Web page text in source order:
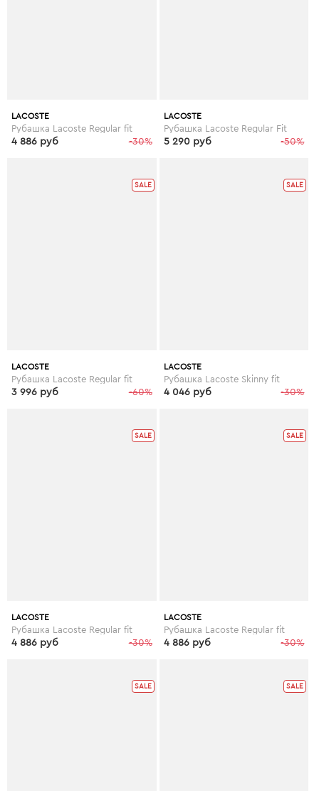
LACOSTE
Рубашка Lacoste Regular fit
-30%
4 886 руб
LACOSTE
Рубашка Lacoste Regular Fit
-50%
5 290 руб
SALE
LACOSTE
Рубашка Lacoste Regular fit
-60%
3 996 руб
SALE
LACOSTE
Рубашка Lacoste Skinny fit
-30%
4 046 руб
SALE
LACOSTE
Рубашка Lacoste Regular fit
-30%
4 886 руб
SALE
LACOSTE
Рубашка Lacoste Regular fit
-30%
4 886 руб
SALE SALE